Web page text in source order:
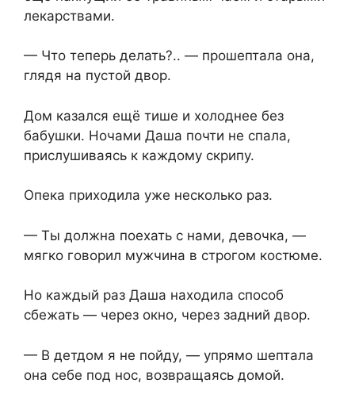
лекарствами.
— Что теперь делать?.. — прошептала она,
глядя на пустой двор.
Дом казался ещё тише и холоднее без
бабушки. Ночами Даша почти не спала,
прислушиваясь к каждому скрипу.
Опека приходила уже несколько раз.
— Ты должна поехать с нами, девочка, —
мягко говорил мужчина в строгом костюме.
Но каждый раз Даша находила способ
сбежать — через окно, через задний двор.
— В детдом я не пойду,⁨ — упрямо шептала
она себе под нос, возвращаясь домой.